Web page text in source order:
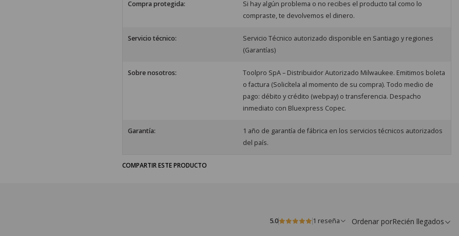
Compra protegida:
Si hay algún problema o no recibes el producto tal como lo
compraste, te devolvemos el dinero.
Servicio técnico:
Servicio Técnico autorizado disponible en Santiago y regiones
(Garantías)
Sobre nosotros:
Toolpro SpA – Distribuidor Autorizado Milwaukee. Emitimos boleta
o factura (Solicítela al momento de su compra). Todo medio de
pago: débito y crédito (webpay) o transferencia. Despacho
inmediato con Bluexpress Copec.
Garantía:
1 año de garantía de fábrica en los servicios técnicos autorizados
del país.
COMPARTIR ESTE PRODUCTO
5.0 1 reseña Ordenar porRecién llegados